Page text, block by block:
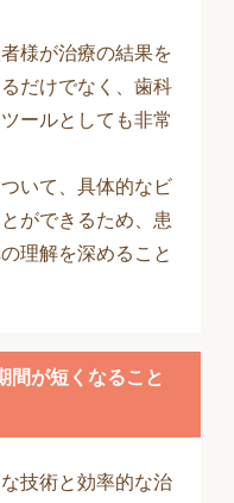
様が治療の結果を
だけでなく、歯科
ールとしても非常
いて、具体的なビ
ができるため、患
理解を深めること
間が短くなること
技術と効率的な治